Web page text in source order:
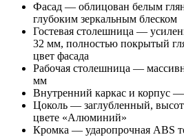
Фасад — облицован белым
глубоким зеркальным блеском
Гостевая столешница —
32 мм, полностью покрытый
цвет фасада
Рабочая столешница —
мм
Внутренний каркас и
Цоколь — заглубленный,
цвете «Алюминий»
Кромка — ударопрочная ABS